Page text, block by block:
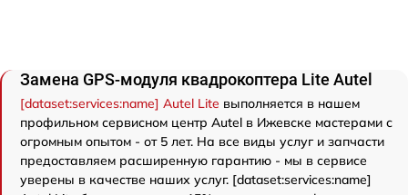
Замена GPS-модуля квадрокоптера Lite Autel
[dataset:services:name] Autel Lite выполняется в нашем
профильном сервисном центр Autel в Ижевске мастерами с
огромным опытом - от 5 лет. На все виды услуг и запчасти
предоставляем расширенную гарантию - мы в сервисе
уверены в качестве наших услуг. [dataset:services:name]